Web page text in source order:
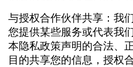
与授权合作伙伴共享：我
您提供某些服务或代表我
本隐私政策声明的合法、
目的共享您的信息，授权